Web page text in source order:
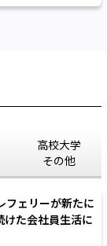
高校大学
その他
フェリーが新たに
た会社員生活に